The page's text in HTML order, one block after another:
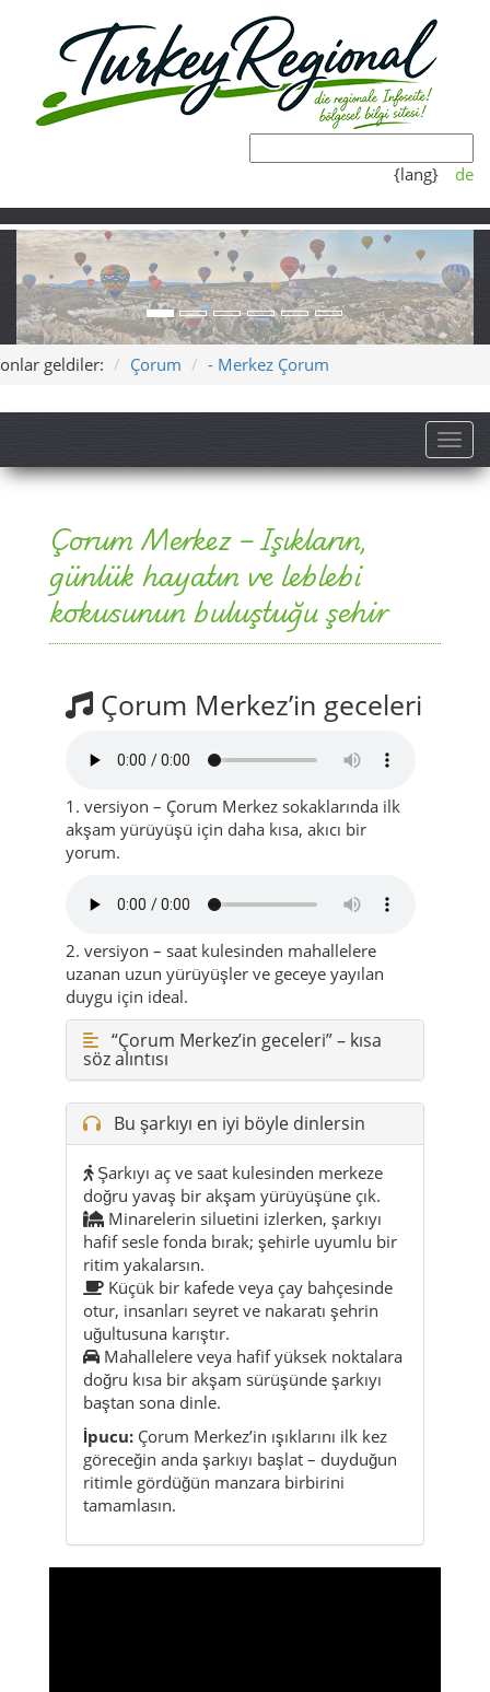
{lang} de
onlar geldiler: Çorum - Merkez Çorum
Çorum Merkez – Işıkların,
günlük hayatın ve leblebi
kokusunun buluştuğu şehir
Çorum Merkez’in geceleri
1. versiyon – Çorum Merkez sokaklarında ilk
akşam yürüyüşü için daha kısa, akıcı bir
yorum.
2. versiyon – saat kulesinden mahallelere
uzanan uzun yürüyüşler ve geceye yayılan
duygu için ideal.
“Çorum Merkez’in geceleri” – kısa
söz alıntısı
Bu şarkıyı en iyi böyle dinlersin
Şarkıyı aç ve saat kulesinden merkeze
doğru yavaş bir akşam yürüyüşüne çık.
Minarelerin siluetini izlerken, şarkıyı
hafif sesle fonda bırak; şehirle uyumlu bir
ritim yakalarsın.
Küçük bir kafede veya çay bahçesinde
otur, insanları seyret ve nakaratı şehrin
uğultusuna karıştır.
Mahallelere veya hafif yüksek noktalara
doğru kısa bir akşam sürüşünde şarkıyı
baştan sona dinle.
İpucu: Çorum Merkez’in ışıklarını ilk kez
göreceğin anda şarkıyı başlat – duyduğun
ritimle gördüğün manzara birbirini
tamamlasın.